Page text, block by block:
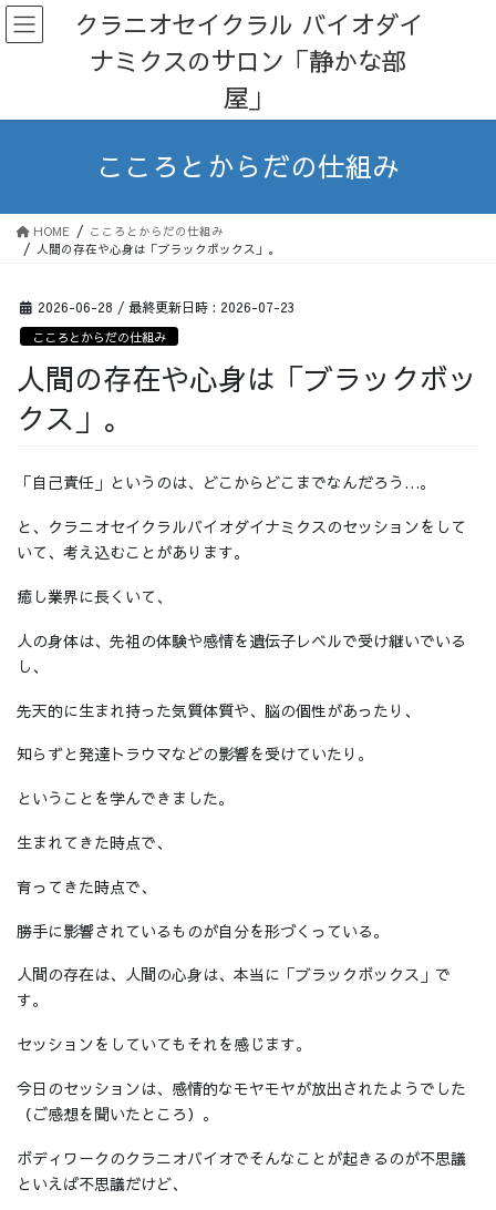
コ
ン
へ
プ
ナ
ビ
ョ
動
クラニオセイクラル バイオダイ
ナミクスのサロン「静かな部
屋」
こころとからだの仕組み
HOME
こころとからだの仕組み
人間の存在や心身は「ブラックボックス」。
2026-06-28 / 最終更新日時 : 2026-07-23
こころとからだの仕組み
人間の存在や心身は「ブラックボッ
クス」。
「自己責任」というのは、どこからどこまでなんだろう…。
と、クラニオセイクラルバイオダイナミクスのセッションをして
いて、考え込むことがあります。
癒し業界に長くいて、
人の身体は、先祖の体験や感情を遺伝子レベルで受け継いでいる
し、
先天的に生まれ持った気質体質や、脳の個性があったり、
知らずと発達トラウマなどの影響を受けていたり。
ということを学んできました。
生まれてきた時点で、
育ってきた時点で、
勝手に影響されているものが自分を形づくっている。
人間の存在は、人間の心身は、本当に「ブラックボックス」で
す。
セッションをしていてもそれを感じます。
今日のセッションは、感情的なモヤモヤが放出されたようでした
（ご感想を聞いたところ）。
ボディワークのクラニオバイオでそんなことが起きるのが不思議
といえば不思議だけど、